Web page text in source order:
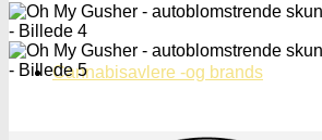
Cannabisavlere -og brands